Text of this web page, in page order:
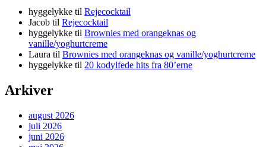
hyggelykke til Rejecocktail
Jacob til Rejecocktail
hyggelykke til Brownies med orangeknas og
vanille/yoghurtcreme
Laura til Brownies med orangeknas og vanille/yoghurtcreme
hyggelykke til 20 kodylfede hits fra 80’erne
Arkiver
august 2026
juli 2026
juni 2026